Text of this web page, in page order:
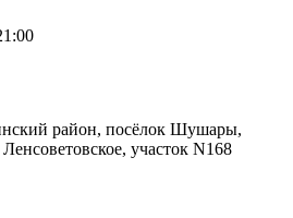
район, посёлок Шушары,
участок N168